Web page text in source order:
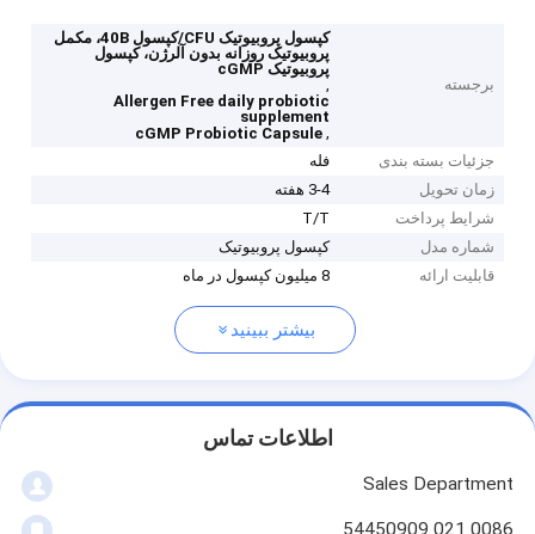
برجسته
کپسول پروبیوتیک CFU/کپسول 40B، مکمل
پروبیوتیک روزانه بدون آلرژن، کپسول
پروبیوتیک cGMP
,
Allergen Free daily probiotic
supplement
,
cGMP Probiotic Capsule
جزئیات بسته بندی
فله
زمان تحویل
3-4 هفته
شرایط پرداخت
T/T
شماره مدل
کپسول پروبیوتیک
قابلیت ارائه
8 میلیون کپسول در ماه
بیشتر ببینید
اطلاعات تماس
Sales Department
0086 021 54450909